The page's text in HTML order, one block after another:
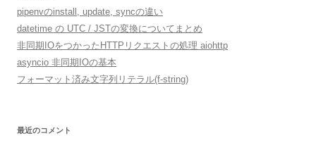
pipenvのinstall, update, syncの違い
datetime の UTC / JSTの変換についてまとめ
非同期IOをつかったHTTPリクエストの処理 aiohttp
asyncio 非同期IOの基本
フォーマット済み文字列リテラル(f-string)
最近のコメント